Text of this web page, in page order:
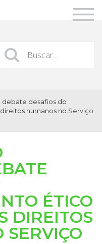
debate desafios do
humanos no Serviço
ÉTICO
DIREITOS
SERVIÇO